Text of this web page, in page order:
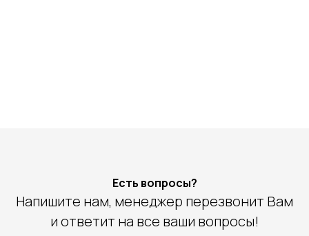
Есть вопросы?
Напишите нам, менеджер перезвонит Вам
и ответит на все ваши вопросы!